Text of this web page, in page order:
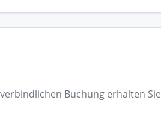
Buchung erhalten Sie